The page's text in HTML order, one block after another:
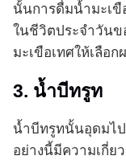
นั้นการดื่มน้ำมะเขื
ในชีวิตประจำวันข
มะเขือเทศให้เลือ
3. น้ำบีทรูท
น้ำบีทรูทนั้นอุดมไป
อย่างนี้มีความเกี่ย